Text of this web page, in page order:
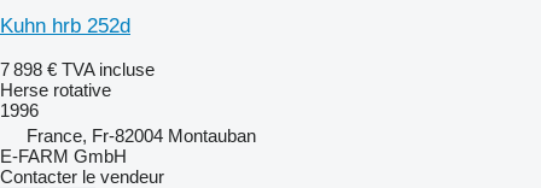
Kuhn hrb 252d
7 898 € TVA incluse
Herse rotative
1996
France, Fr-82004 Montauban
E-FARM GmbH
Contacter le vendeur